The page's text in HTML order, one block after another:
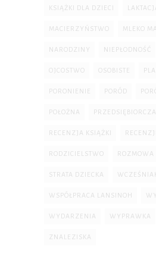
KSIĄŻKI DLA DZIECI
MACIERZYŃSTWO MLEKO
NARODZINY NIEPŁODNOŚĆ
OJCOSTWO OSOBISTE
PORONIENIE PORÓD
POŁOŻNA
RECENZJA KSIĄŻKI RECENZJE
RODZICIELSTWO ROZMOWA
STRATA DZIECKA WCZEŚNIAK
WSPÓŁPRACA LANSINOH
WYDARZENIA WYPRAWKA
ZNALEZISKA